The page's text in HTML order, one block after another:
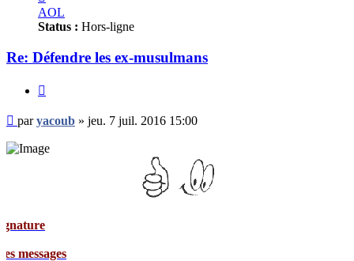
yacoub
AOL
Status : Hors-ligne
Re: Défendre les ex-musulmans
Message
non
lu
paryacoub » jeu. 7 juil. 2016 15:00